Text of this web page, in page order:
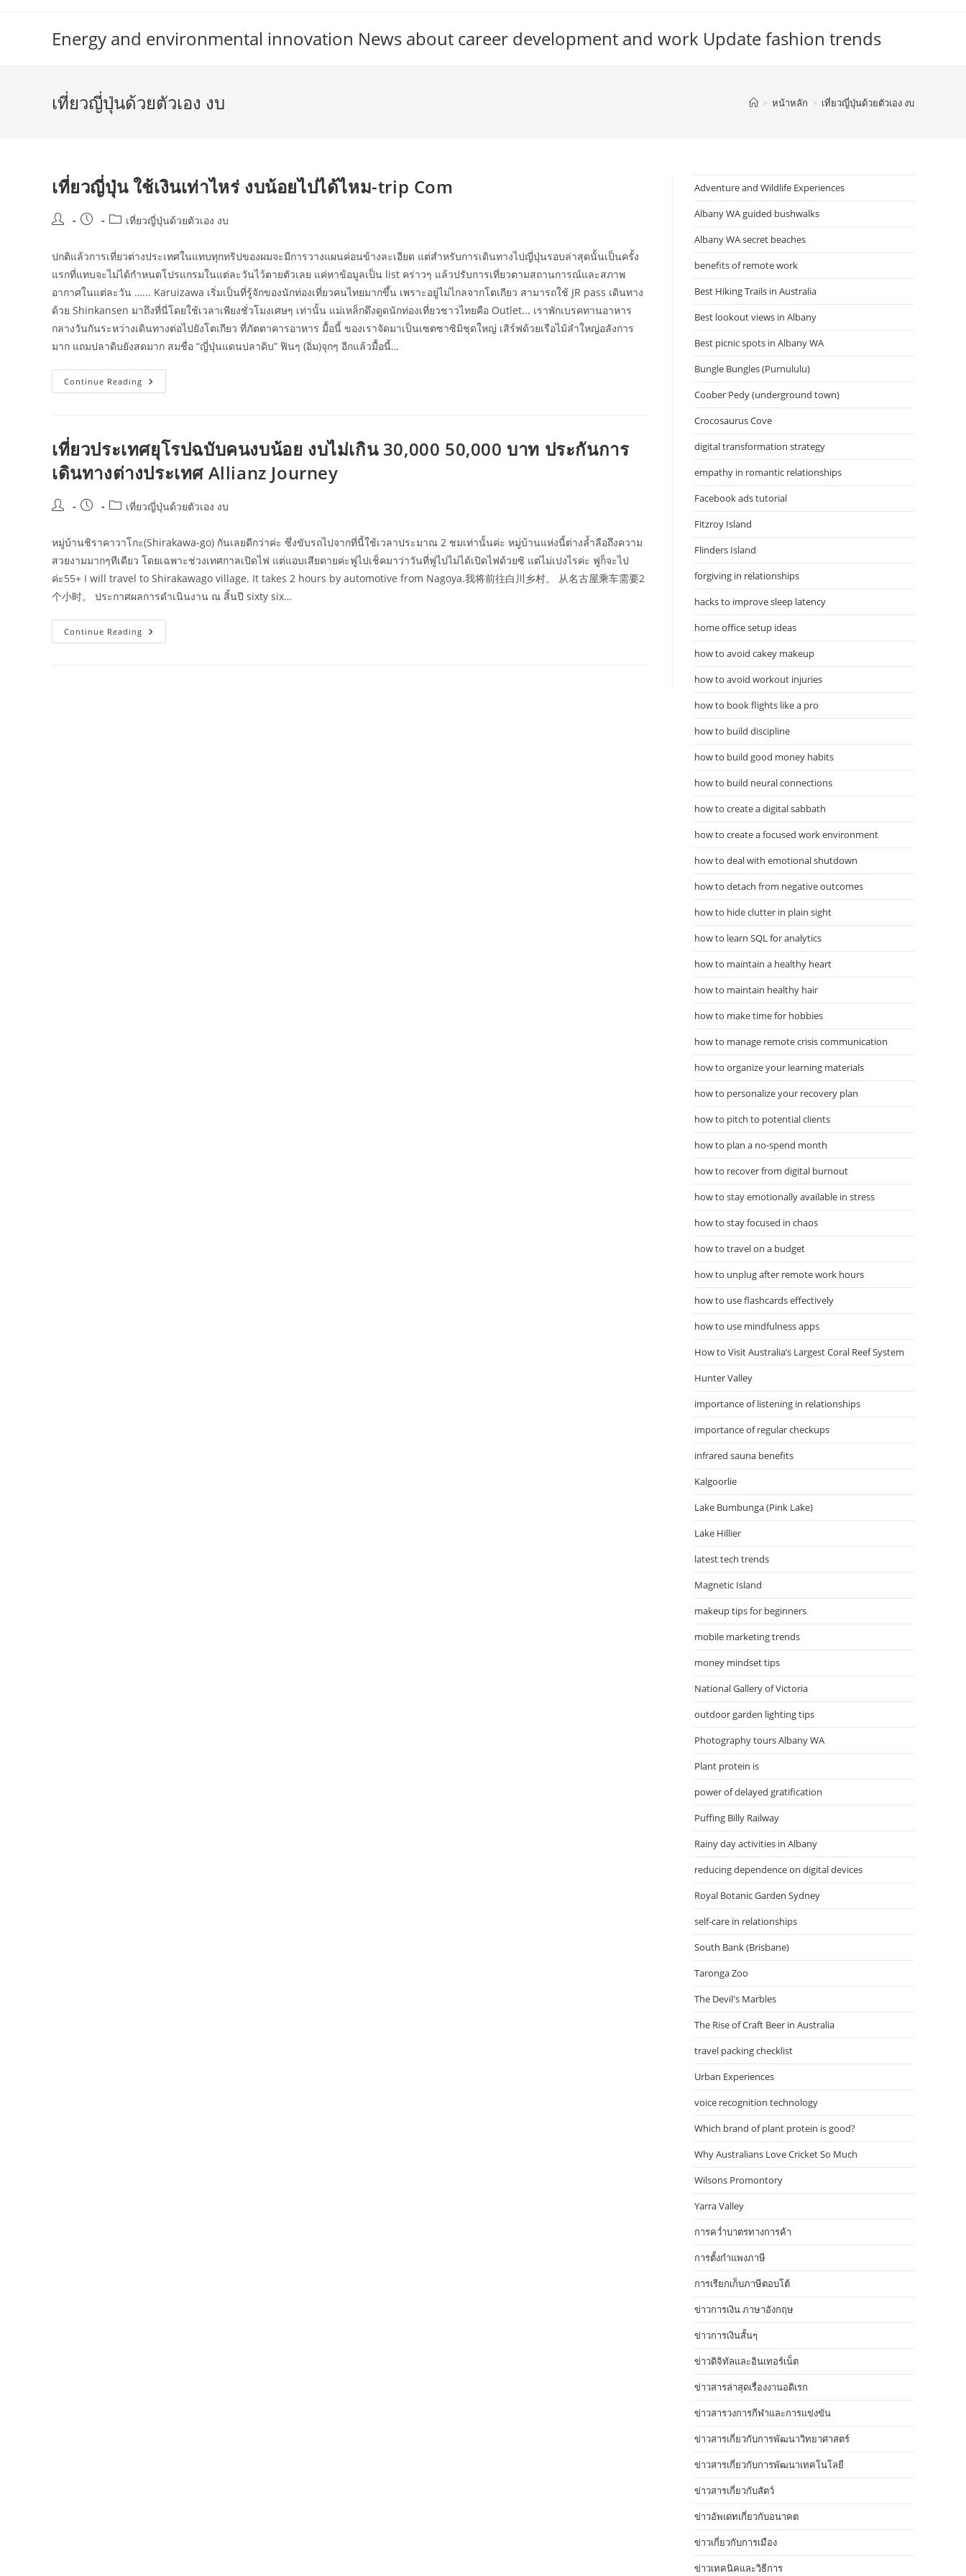
Energy and environmental innovation News about career development and work Update fashion trends
เที่ยวญี่ปุ่นด้วยตัวเอง งบ > หน้าหลัก > เที่ยวญี่ปุ่นด้วยตัวเอง งบ
เที่ยวญี่ปุ่น ใช้เงินเท่าไหร่ งบน้อยไปได้ไหม-trip Com
Post
Post
Postเที่ยวญี่ปุ่นด้วยตัวเอง งบ
ปกติแล้วการเที่ยวต่างประเทศในแทบทุกทริปของผมจะมีการวางแผนค่อนข้างละเอียด แต่สำหรับการเดินทางไปญี่ปุ่นรอบล่าสุดนั้นเป็นครั้ง
แรกที่แทบจะไม่ได้กำหนดโปรแกรมในแต่ละวันไว้ตายตัวเลย แค่หาข้อมูลเป็น list คร่าวๆ แล้วปรับการเที่ยวตามสถานการณ์และสภาพ
อากาศในแต่ละวัน …... Karuizawa เริ่มเป็นที่รู้จักของนักท่องเที่ยวคนไทยมากขึ้น เพราะอยู่ไม่ไกลจากโตเกียว สามารถใช้ JR pass เดินทาง
ด้วย Shinkansen มาถึงที่นี่โดยใช้เวลาเพียงชั่วโมงเศษๆ เท่านั้น แม่เหล็กดึงดูดนักท่องเที่ยวชาวไทยคือ Outlet... เราพักเบรคทานอาหาร
กลางวันกันระหว่างเดินทางต่อไปยังโตเกียว ที่ภัตตาคารอาหาร มื้อนี้ ของเราจัดมาเป็นเซตซาซิมิชุดใหญ่ เสิร์ฟด้วยเรือไม้ลำใหญ่อลังการ
มาก แถมปลาดิบยังสดมาก สมชื่อ “ญี่ปุ่นแดนปลาดิบ” ฟินๆ (อิ่ม)จุกๆ อีกแล้วมื้อนี้…
Continue Reading เที่ยว
ญี่ปุ่น
งบ
น้อย
ได้
ไหม-
Com
เที่ยวประเทศยุโรปฉบับคนงบน้อย งบไม่เกิน 30,000 50,000 บาท ประกันการ
เดินทางต่างประเทศ Allianz Journey
Post
Post
Postเที่ยวญี่ปุ่นด้วยตัวเอง งบ
หมู่บ้านชิราคาวาโกะ(Shirakawa-go) กันเลยดีกว่าค่ะ ซึ่งขับรถไปจากที่นี้ใช้เวลาประมาณ 2 ชมเท่านั้นค่ะ หมู่บ้านแห่งนี้ต่างล้ำลือถึงความ
สวยงามมากๆทีเดียว โดยเฉพาะช่วงเทศกาลเปิดไฟ แต่แอบเสียดายค่ะฟูไปเช็คมาว่าวันที่ฟูไปไม่ได้เปิดไฟด้วยซิ แต่ไม่เปงไรค่ะ ฟูก็จะไป
ค่ะ55+ I will travel to Shirakawago village. It takes 2 hours by automotive from Nagoya.我将前往白川乡村。 从名古屋乘车需要2
个小时。 ประกาศผลการดำเนินงาน ณ สิ้นปี sixty six…
Continue Reading เที่ยว
ประเทศ
Adventure and Wildlife Experiences
Albany WA guided bushwalks
Albany WA secret beaches
benefits of remote work
Best Hiking Trails in Australia
Best lookout views in Albany
Best picnic spots in Albany WA
Bungle Bungles (Purnululu)
Coober Pedy (underground town)
Crocosaurus Cove
digital transformation strategy
empathy in romantic relationships
Facebook ads tutorial
Fitzroy Island
Flinders Island
forgiving in relationships
hacks to improve sleep latency
home office setup ideas
how to avoid cakey makeup
how to avoid workout injuries
how to book flights like a pro
how to build discipline
how to build good money habits
how to build neural connections
how to create a digital sabbath
how to create a focused work environment
how to deal with emotional shutdown
how to detach from negative outcomes
how to hide clutter in plain sight
how to learn SQL for analytics
how to maintain a healthy heart
how to maintain healthy hair
how to make time for hobbies
how to manage remote crisis communication
how to organize your learning materials
how to personalize your recovery plan
how to pitch to potential clients
how to plan a no-spend month
how to recover from digital burnout
how to stay emotionally available in stress
how to stay focused in chaos
how to travel on a budget
how to unplug after remote work hours
how to use flashcards effectively
how to use mindfulness apps
How to Visit Australia’s Largest Coral Reef System
Hunter Valley
importance of listening in relationships
importance of regular checkups
infrared sauna benefits
Kalgoorlie
Lake Bumbunga (Pink Lake)
Lake Hillier
latest tech trends
Magnetic Island
makeup tips for beginners
mobile marketing trends
money mindset tips
National Gallery of Victoria
outdoor garden lighting tips
Photography tours Albany WA
Plant protein is
power of delayed gratification
Puffing Billy Railway
Rainy day activities in Albany
reducing dependence on digital devices
Royal Botanic Garden Sydney
self-care in relationships
South Bank (Brisbane)
Taronga Zoo
The Devil's Marbles
The Rise of Craft Beer in Australia
travel packing checklist
Urban Experiences
voice recognition technology
Which brand of plant protein is good?
Why Australians Love Cricket So Much
Wilsons Promontory
Yarra Valley
การคว่ำบาตรทางการค้า
การตั้งกำแพงภาษี
การเรียกเก็บภาษีตอบโต้
ข่าวการเงิน ภาษาอังกฤษ
ข่าวการเงินสั้นๆ
ข่าวดิจิทัลและอินเทอร์เน็ต
ข่าวสารล่าสุดเรื่องงานอดิเรก
ข่าวสารวงการกีฬาและการแข่งขัน
ข่าวสารเกี่ยวกับการพัฒนาวิทยาศาสตร์
ข่าวสารเกี่ยวกับการพัฒนาเทคโนโลยี
ข่าวสารเกี่ยวกับสัตว์
ข่าวอัพเดทเกี่ยวกับอนาคต
ข่าวเกี่ยวกับการเมือง
ข่าวเทคนิคและวิธีการ